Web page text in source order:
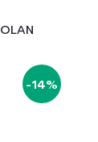
-14%